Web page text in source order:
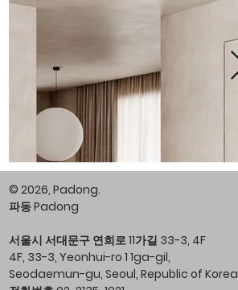
© 2026, Padong.
파동 Padong
서울시 서대문구 연희로 11가길 33-3, 4F
4F, 33-3, Yeonhui-ro 1 1ga-gil,
Seodaemun-gu, Seoul, Republic of Korea